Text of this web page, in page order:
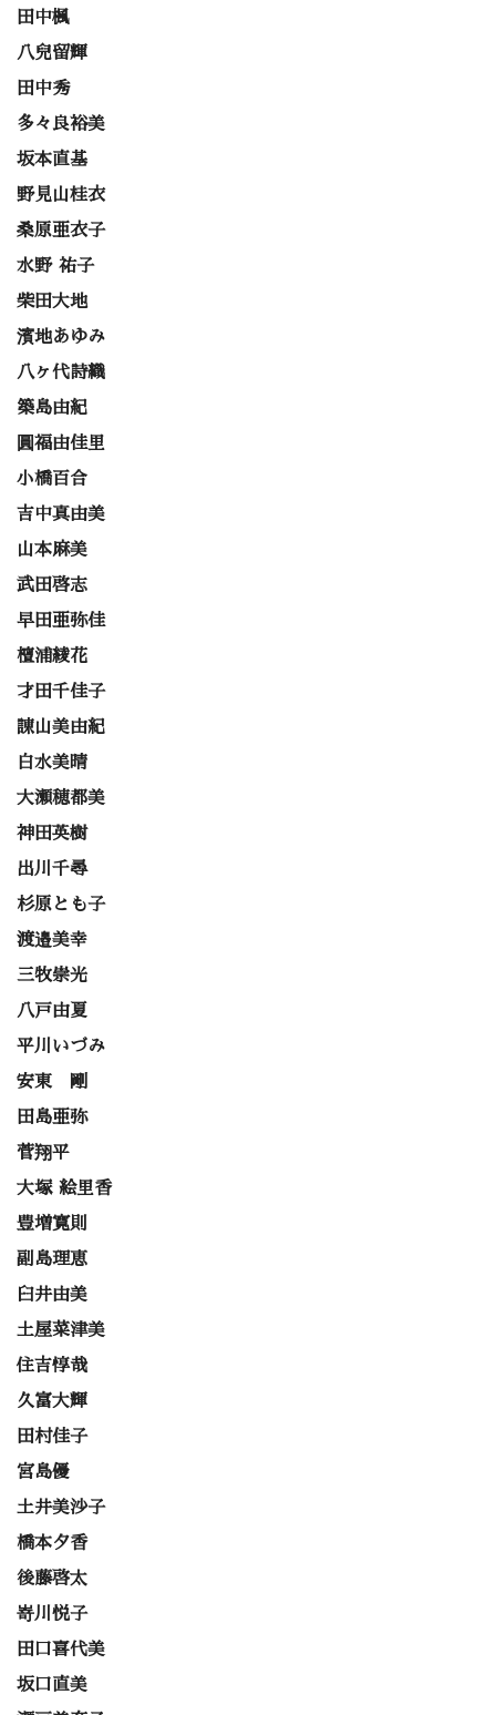
田中楓
八兒留輝
田中秀
多々良裕美
坂本直基
野見山桂衣
桑原亜衣子
水野 祐子
柴田大地
濱地あゆみ
八ヶ代詩織
築島由紀
圓福由佳里
小橋百合
吉中真由美
山本麻美
武田啓志
早田亜弥佳
檀浦綾花
才田千佳子
諌山美由紀
白水美晴
大瀬穂都美
神田英樹
出川千尋
杉原とも子
渡邉美幸
三牧崇光
八戸由夏
平川いづみ
安東 剛
田島亜弥
菅翔平
大塚 絵里香
豊増寛則
副島理恵
臼井由美
土屋菜津美
住吉惇哉
久富大輝
田村佳子
宮島優
土井美沙子
橋本夕香
後藤啓太
嵜川悦子
田口喜代美
坂口直美